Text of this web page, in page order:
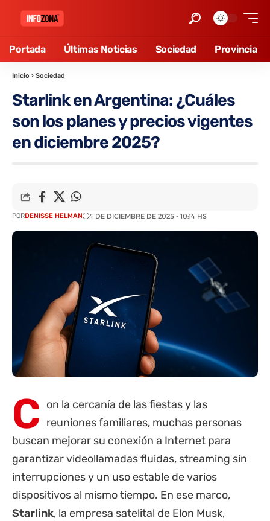
Portada Últimas Noticias Sociedad Provincia
Inicio › Sociedad
Starlink en Argentina: ¿Cuáles
son los planes y precios vigentes
en diciembre 2025?
PORDENISSE HELMAN 4 DE DICIEMBRE DE 2025 - 10:14 HS
C on la cercanía de las fiestas y las
reuniones familiares, muchas personas
buscan mejorar su conexión a Internet para
garantizar videollamadas fluidas, streaming sin
interrupciones y un uso estable de varios
dispositivos al mismo tiempo. En ese marco,
Starlink, la empresa satelital de Elon Musk,